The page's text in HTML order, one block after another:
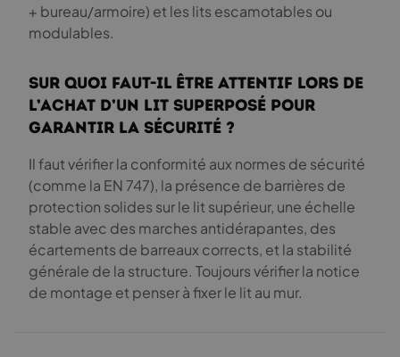
+ bureau/armoire) et les lits escamotables ou
modulables.
Sur quoi faut-il être attentif lors de
l’achat d’un lit superposé pour
garantir la sécurité ?
Il faut vérifier la conformité aux normes de sécurité
(comme la EN 747), la présence de barrières de
protection solides sur le lit supérieur, une échelle
stable avec des marches antidérapantes, des
écartements de barreaux corrects, et la stabilité
générale de la structure. Toujours vérifier la notice
de montage et penser à fixer le lit au mur.